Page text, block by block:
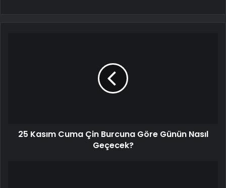
25 Kasım Cuma Çin Burcuna Göre Günün Nasıl
Geçecek?